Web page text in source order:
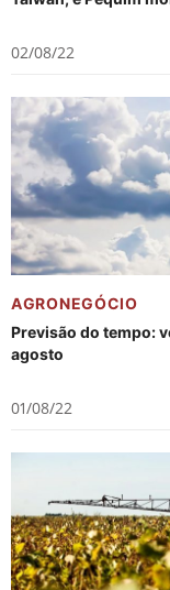
02/08/22
AGRONEGÓCIO
Previsão do tempo:
agosto
01/08/22